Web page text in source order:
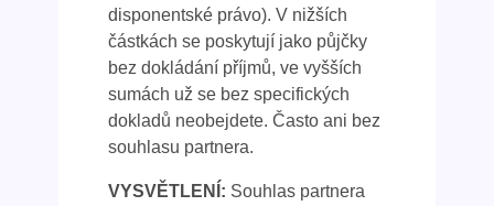
disponentské právo). V nižších
částkách se poskytují jako půjčky
bez dokládání příjmů, ve vyšších
sumách už se bez specifických
dokladů neobejdete. Často ani bez
souhlasu partnera.
VYSVĚTLENÍ: Souhlas partnera